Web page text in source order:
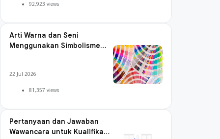
92,923 views
Arti Warna dan Seni
Menggunakan Simbolisme
22 Jul 2026
81,357 views
Pertanyaan dan Jawaban
Wawancara untuk Kualifikasi